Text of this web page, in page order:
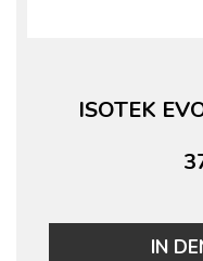
ISOTEK
IN